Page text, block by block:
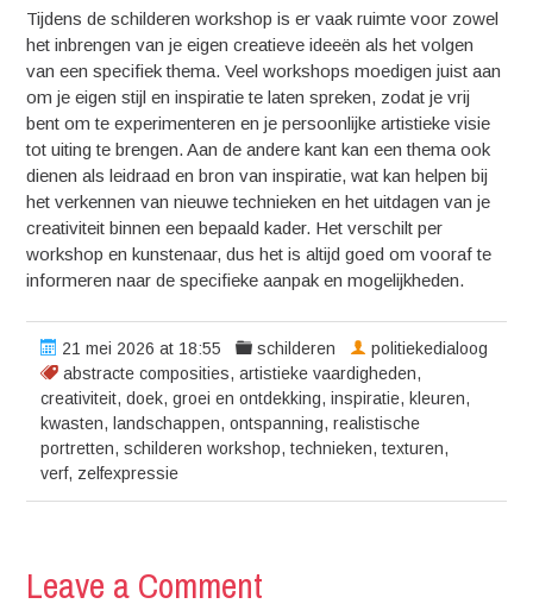
Tijdens de schilderen workshop is er vaak ruimte voor zowel
het inbrengen van je eigen creatieve ideeën als het volgen
van een specifiek thema. Veel workshops moedigen juist aan
om je eigen stijl en inspiratie te laten spreken, zodat je vrij
bent om te experimenteren en je persoonlijke artistieke visie
tot uiting te brengen. Aan de andere kant kan een thema ook
dienen als leidraad en bron van inspiratie, wat kan helpen bij
het verkennen van nieuwe technieken en het uitdagen van je
creativiteit binnen een bepaald kader. Het verschilt per
workshop en kunstenaar, dus het is altijd goed om vooraf te
informeren naar de specifieke aanpak en mogelijkheden.
21 mei 2026 at 18:55
schilderen
abstracte composities,artistieke vaardigheden,
creativiteit,doek,groei en ontdekking,inspiratie, kleuren,
kwasten, landschappen,ontspanning,realistische
portretten,schilderen workshop,technieken,texturen,
verf, zelfexpressie
politiekedialoog
Leave a Comment